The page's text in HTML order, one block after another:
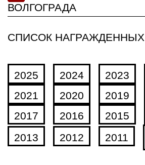
ВОЛГОГРАДА
СПИСОК НАГРАЖДЕННЫХ
2025 2024 2023
2021
2020 2019
2017
2016 2015
2013
2012 2011